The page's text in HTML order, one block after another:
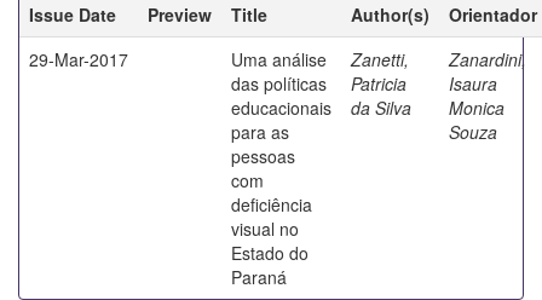
Issue Date
Preview Title Author(s)
Orientador
29-Mar-2017
Uma análise
das políticas
educacionais
para as
pessoas
com
deficiência
visual no
Estado do
Paraná
Zanetti,
Patricia
da Silva
Zanardini,
Isaura
Monica
Souza